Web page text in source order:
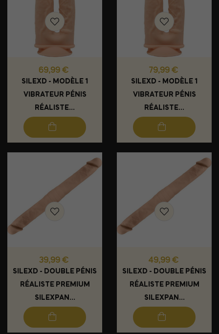
Prix
69,99 €
SILEXD - MODÈLE 1
VIBRATEUR PÉNIS
RÉALISTE...
Prix
79,99 €
SILEXD - MODÈLE 1
VIBRATEUR PÉNIS
RÉALISTE...
Prix
39,99 €
SILEXD - DOUBLE PÉNIS
RÉALISTE PREMIUM
SILEXPAN...
Prix
49,99 €
SILEXD - DOUBLE PÉNIS
RÉALISTE PREMIUM
SILEXPAN...